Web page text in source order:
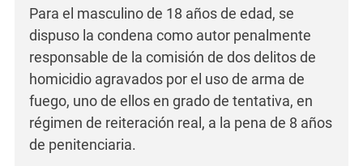
Para el masculino de 18 años de edad, se
dispuso la condena como autor penalmente
responsable de la comisión de dos delitos de
homicidio agravados por el uso de arma de
fuego, uno de ellos en grado de tentativa, en
régimen de reiteración real, a la pena de 8 años
de penitenciaria.